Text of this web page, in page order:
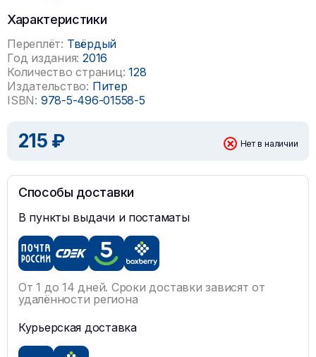
Характеристики
Переплёт: Твёрдый
Год издания: 2016
Количество страниц: 128
Издательство: Питер
ISBN: 978-5-496-01558-5
215 ₽ Нет в наличии
Способы доставки
В пункты выдачи и постаматы
От 1 до 14 дней. Сроки доставки зависят от
удалённости региона
Курьерская доставка